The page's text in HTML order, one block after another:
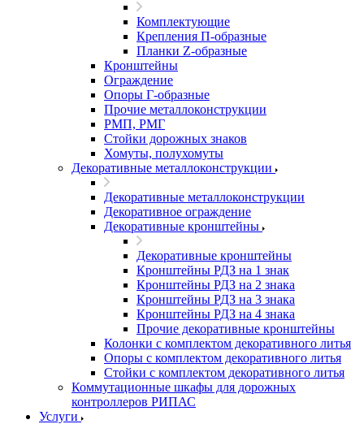
Комплектующие
Крепления П-образные
Планки Z-образные
Кронштейны
Ограждение
Опоры Г-образные
Прочие металлоконструкции
РМП, РМГ
Стойки дорожных знаков
Хомуты, полухомуты
Декоративные металлоконструкции
Декоративные металлоконструкции
Декоративное ограждение
Декоративные кронштейны
Декоративные кронштейны
Кронштейны РДЗ на 1 знак
Кронштейны РДЗ на 2 знака
Кронштейны РДЗ на 3 знака
Кронштейны РДЗ на 4 знака
Прочие декоративные кронштейны
Колонки с комплектом декоративного литья
Опоры с комплектом декоративного литья
Стойки с комплектом декоративного литья
Коммутационные шкафы для дорожных
контроллеров РИПАС
Услуги